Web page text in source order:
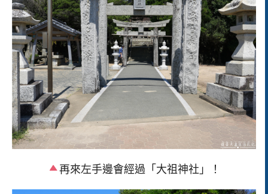
再來左手邊會經過「大祖神社」！